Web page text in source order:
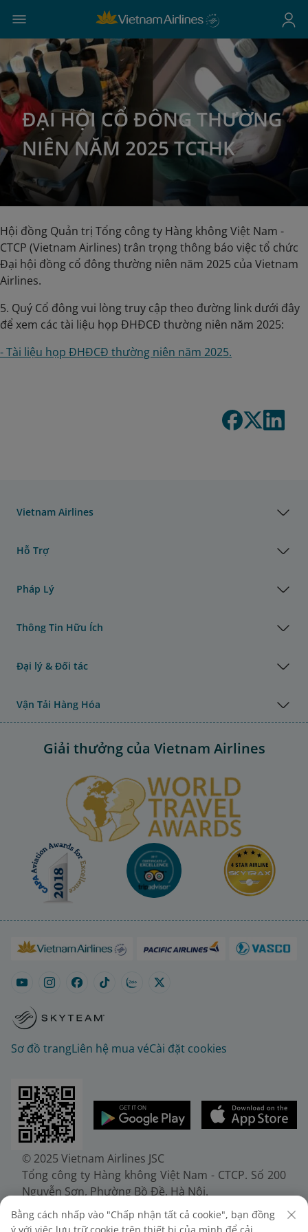
ĐẠI HỘI CỔ ĐÔNG THƯỜNG
NIÊN NĂM 2025 TCTHK
Hội đồng Quản trị Tổng công ty Hàng không Việt Nam -
CTCP (Vietnam Airlines) trân trọng thông báo việc tổ chức
Đại hội đồng cổ đông thường niên năm 2025 của Vietnam
Airlines.
5. Quý Cổ đông vui lòng truy cập theo đường link dưới đây
để xem các tài liệu họp ĐHĐCĐ thường niên năm 2025:
- Tài liệu họp ĐHĐCĐ thường niên năm 2025.
Vietnam Airlines
Hỗ Trợ
Pháp Lý
Thông Tin Hữu Ích
Đại lý & Đối tác
Vận Tải Hàng Hóa
Giải thưởng của Vietnam Airlines
Sơ đồ trangLiên hệ mua véCài đặt cookies
© 2025 Vietnam Airlines JSC
Tổng công ty Hàng không Việt Nam - CTCP. Số 200
Nguyễn Sơn, Phường Bồ Đề, Hà Nội.
Điện thoại: (+84-24) 38272289. Fax: (+84-24)
38722375
Bằng cách nhấp vào "Chấp nhận tất cả cookie", bạn đồng